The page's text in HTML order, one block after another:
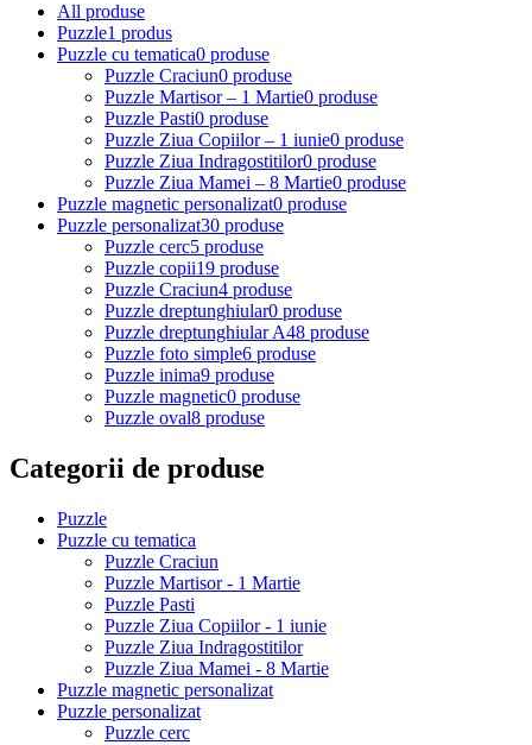
All produse
Puzzle1 produs
Puzzle cu tematica0 produse
Puzzle Craciun0 produse
Puzzle Martisor – 1 Martie0 produse
Puzzle Pasti0 produse
Puzzle Ziua Copiilor – 1 iunie0 produse
Puzzle Ziua Indragostitilor0 produse
Puzzle Ziua Mamei – 8 Martie0 produse
Puzzle magnetic personalizat0 produse
Puzzle personalizat30 produse
Puzzle cerc5 produse
Puzzle copii19 produse
Puzzle Craciun4 produse
Puzzle dreptunghiular0 produse
Puzzle dreptunghiular A48 produse
Puzzle foto simple6 produse
Puzzle inima9 produse
Puzzle magnetic0 produse
Puzzle oval8 produse
Categorii de produse
Puzzle
Puzzle cu tematica
Puzzle Craciun
Puzzle Martisor - 1 Martie
Puzzle Pasti
Puzzle Ziua Copiilor - 1 iunie
Puzzle Ziua Indragostitilor
Puzzle Ziua Mamei - 8 Martie
Puzzle magnetic personalizat
Puzzle personalizat
Puzzle cerc